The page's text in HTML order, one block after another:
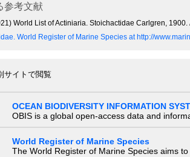
参考文献
World List of Actiniaria. Stoichactidae Carlgren,
World Register of Marine Species at http://
サイトで閲覧
OCEAN BIODIVERSITY INFORMATION
OBIS is a global open-access data and
World Register of Marine Species
The World Register of Marine Species aims